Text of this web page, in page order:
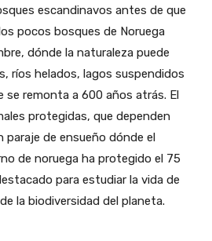
escandinavos antes de que
pocos bosques de Noruega
dónde la naturaleza puede
ríos helados, lagos suspendidos
se remonta a 600 años atrás. El
protegidas, que dependen
paraje de ensueño dónde el
de noruega ha protegido el 75
para estudiar la vida de
la biodiversidad del planeta.